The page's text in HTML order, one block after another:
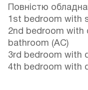
Повністю
1st bedroom with
2nd bedroom with
bathroom (AC)
3rd bedroom with
4th bedroom with